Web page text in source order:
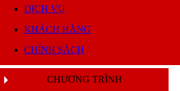
DỊCH VỤ
KHÁCH HÀNG
CHÍNH SÁCH
CHƯƠNG TRÌNH